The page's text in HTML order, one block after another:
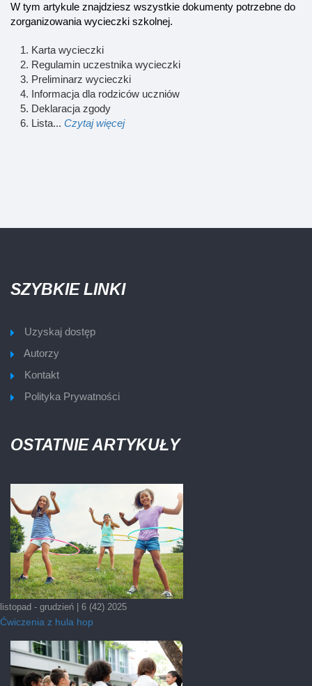
W tym artykule znajdziesz wszystkie dokumenty potrzebne do
zorganizowania wycieczki szkolnej.
Karta wycieczki
Regulamin uczestnika wycieczki
Preliminarz wycieczki
Informacja dla rodziców uczniów
Deklaracja zgody
Lista... Czytaj więcej
SZYBKIE LINKI
Uzyskaj dostęp
Autorzy
Kontakt
Polityka Prywatności
OSTATNIE ARTYKUŁY
listopad - grudzień | 6 (42) 2025
Ćwiczenia z hula hop